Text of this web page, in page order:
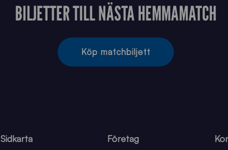
BILJETTER TILL NÄSTA HEMMAMATCH
Köp matchbiljett
Sidkarta Företag